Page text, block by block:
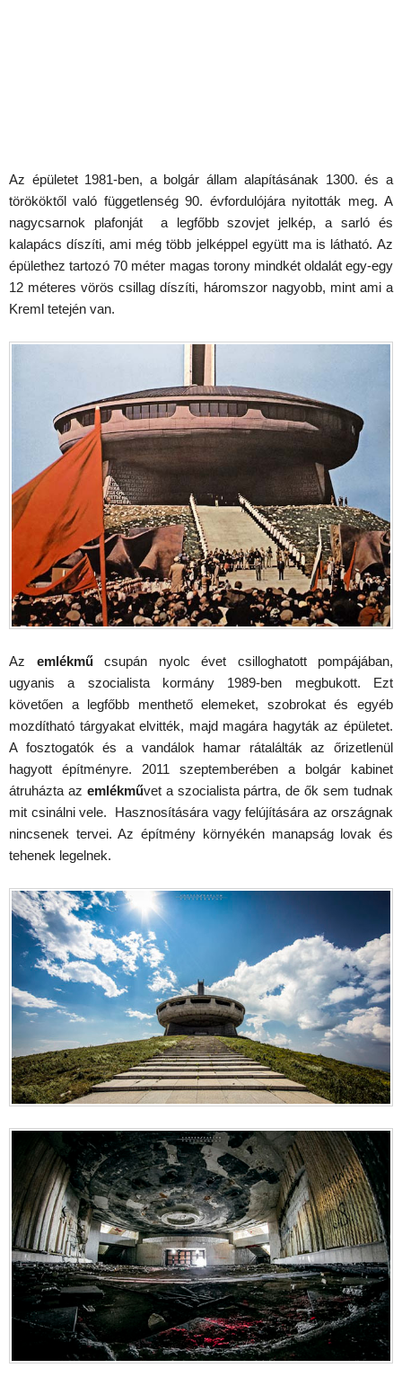
Az épületet 1981-ben, a bolgár állam alapításának 1300. és a
törököktől való függetlenség 90. évfordulójára nyitották meg. A
nagycsarnok plafonját a legfőbb szovjet jelkép, a sarló és
kalapács díszíti, ami még több jelképpel együtt ma is látható. Az
épülethez tartozó 70 méter magas torony mindkét oldalát egy-egy
12 méteres vörös csillag díszíti, háromszor nagyobb, mint ami a
Kreml tetején van.
Az emlékműcsupán nyolc évet csilloghatott pompájában,
ugyanis a szocialista kormány 1989-ben megbukott. Ezt
követően a legfőbb menthető elemeket, szobrokat és egyéb
mozdítható tárgyakat elvitték, majd magára hagyták az épületet.
A fosztogatók és a vandálok hamar rátalálták az őrizetlenül
hagyott építményre. 2011 szeptemberében a bolgár kabinet
átruházta az emlékművet a szocialista pártra, de ők sem tudnak
mit csinálni vele. Hasznosítására vagy felújítására az országnak
nincsenek tervei. Az építmény környékén manapság lovak és
tehenek legelnek.